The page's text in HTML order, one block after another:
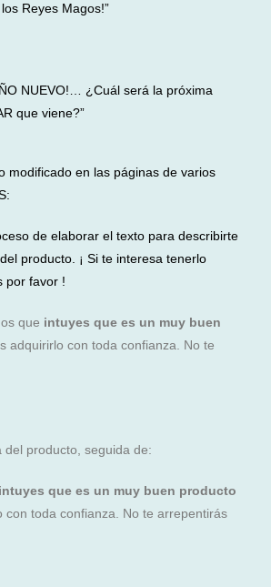
Reyes Magos!”
NUEVO!… ¿Cuál será la próxima
que viene?”
modificado en las páginas de varios
de elaborar el texto para describirte
producto. ¡ Si te interesa tenerlo
por favor !
que intuyes que es un muy buen
adquirirlo con toda confianza. No te
del producto, seguida de:
intuyes que es un muy buen producto
con toda confianza. No te arrepentirás